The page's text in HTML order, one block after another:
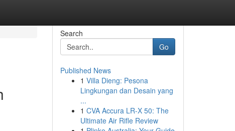
Search
Go
Published News
1 Villa Dieng: Pesona
Lingkungan dan Desain yang
...
1 CVA Accura LR-X 50: The
Ultimate Air Rifle Review